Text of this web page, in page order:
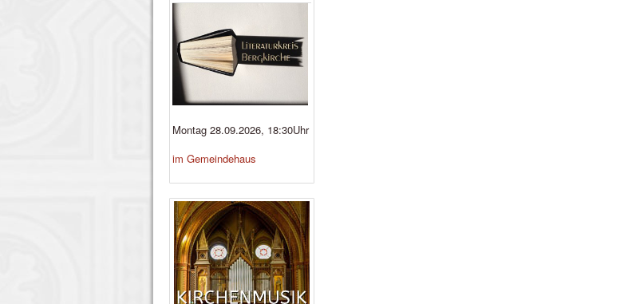
Montag 28.09.2026, 18:30Uhr
im Gemeindehaus